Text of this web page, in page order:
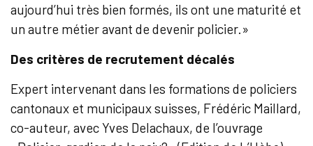
aujourd’hui très bien formés, ils ont une maturité et
un autre métier avant de devenir policier.»
Des critères de recrutement décalés
Expert intervenant dans les formations de policiers
cantonaux et municipaux suisses, Frédéric Maillard,
co-auteur, avec Yves Delachaux, de l’ouvrage